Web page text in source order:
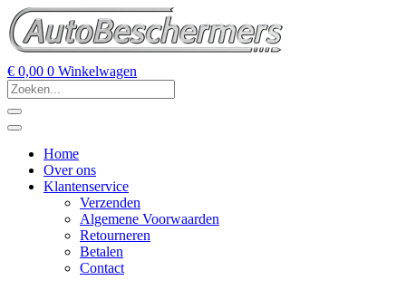
€ 0,00 0 Winkelwagen
Home
Over ons
Klantenservice
Verzenden
Algemene Voorwaarden
Retourneren
Betalen
Contact